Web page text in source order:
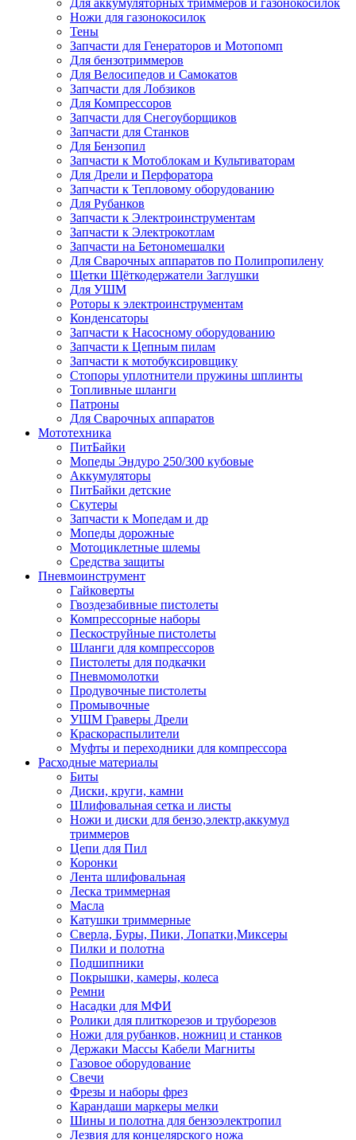
Для аккумуляторных триммеров и газонокосилок
Ножи для газонокосилок
Тены
Запчасти для Генераторов и Мотопомп
Для бензотриммеров
Для Велосипедов и Самокатов
Запчасти для Лобзиков
Для Компрессоров
Запчасти для Снегоуборщиков
Запчасти для Станков
Для Бензопил
Запчасти к Мотоблокам и Культиваторам
Для Дрели и Перфоратора
Запчасти к Тепловому оборудованию
Для Рубанков
Запчасти к Электроинструментам
Запчасти к Электрокотлам
Запчасти на Бетономешалки
Для Сварочных аппаратов по Полипропилену
Щетки Щёткодержатели Заглушки
Для УШМ
Роторы к электроинструментам
Конденсаторы
Запчасти к Насосному оборудованию
Запчасти к Цепным пилам
Запчасти к мотобуксировщику
Стопоры уплотнители пружины шплинты
Топливные шланги
Патроны
Для Сварочных аппаратов
Мототехника
ПитБайки
Мопеды Эндуро 250/300 кубовые
Аккумуляторы
ПитБайки детские
Скутеры
Запчасти к Мопедам и др
Мопеды дорожные
Мотоциклетные шлемы
Средства защиты
Пневмоинструмент
Гайковерты
Гвоздезабивные пистолеты
Компрессорные наборы
Пескоструйные пистолеты
Шланги для компрессоров
Пистолеты для подкачки
Пневмомолотки
Продувочные пистолеты
Промывочные
УШМ Граверы Дрели
Краскораспылители
Муфты и переходники для компрессора
Расходные материалы
Биты
Диски, круги, камни
Шлифовальная сетка и листы
Ножи и диски для бензо,электр,аккумул
триммеров
Цепи для Пил
Коронки
Лента шлифовальная
Леска триммерная
Масла
Катушки триммерные
Сверла, Буры, Пики, Лопатки,Миксеры
Пилки и полотна
Подшипники
Покрышки, камеры, колеса
Ремни
Насадки для МФИ
Ролики для плиткорезов и труборезов
Ножи для рубанков, ножниц и станков
Держаки Массы Кабели Магниты
Газовое оборудование
Свечи
Фрезы и наборы фрез
Карандаши маркеры мелки
Шины и полотна для бензоэлектропил
Лезвия для концелярского ножа